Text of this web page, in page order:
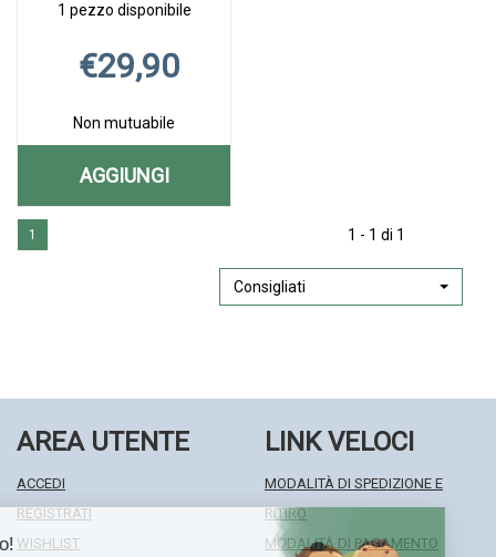
1 pezzo disponibile
€29,90
Non mutuabile
AGGIUNGI
AGGIUNGI CALMUX
CARRELLO
1 1 - 1 di 1
Consigliati
AREA UTENTE
ACCEDI
REGISTRATI
WISHLIST
LINK VELOCI
MODALITÀ DI SPEDIZIONE E
RITIRO
MODALITÀ DI PAGAMENTO